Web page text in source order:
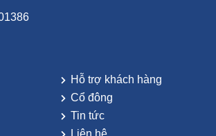
Hỗ trợ khách hàng
Cổ đông
Tin tức
Liên hệ